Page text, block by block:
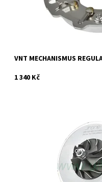
VNT MECHANISMUS
1 340 Kč
Kompletní vyvážený střed
1.9TDi 96kW ASZ 2.0TDi
Skladem
684
Jrone
2 roky